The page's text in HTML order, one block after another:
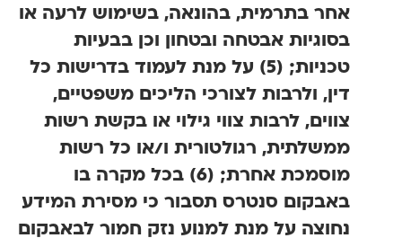
אחר בתרמית, בהונאה, בשימוש לרעה או
בסוגיות אבטחה ובטחון וכן בבעיות
טכניות; (5) על מנת לעמוד בדרישות כל
דין, ולרבות לצורכי הליכים משפטיים,
צווים, לרבות צווי גילוי או בקשת רשות
ממשלתית, רגולטורית ו/או כל רשות
מוסמכת אחרת; (6) בכל מקרה בו
באבקום סנטרס תסבור כי מסירת המידע
נחוצה על מנת למנוע נזק חמור לבאבקום